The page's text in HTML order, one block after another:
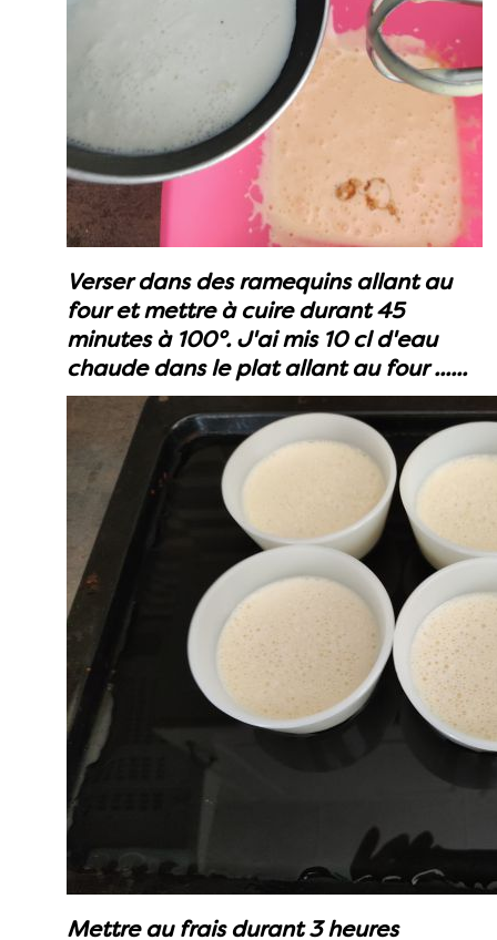
Verser dans des ramequins allant au
four et mettre à cuire durant 45
minutes à 100°. J'ai mis 10 cl d'eau
chaude dans le plat allant au four ......
Mettre au frais durant 3 heures